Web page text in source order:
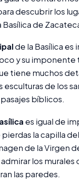
descubrir los
de
de la Basílica
y su imponente
tiene muchos
esculturas de los
bíblicos.
es igual de
la capilla
de la Virgen
los murales
las paredes.